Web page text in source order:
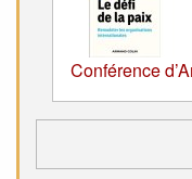
Conférence